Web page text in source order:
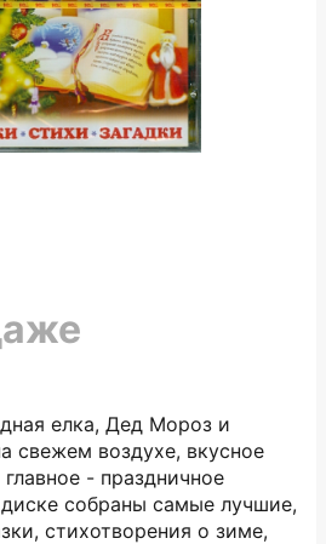
елка, Дед Мороз и
свежем воздухе, вкусное
- праздничное
собраны самые лучшие,
стихотворения о зиме,